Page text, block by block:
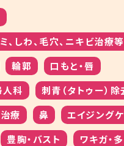
、しわ、毛穴、ニキビ治療等
輪郭
口もと・唇
人科
刺青（タトゥー）除
療
鼻
エイジング
豊胸・バスト
ワキガ・